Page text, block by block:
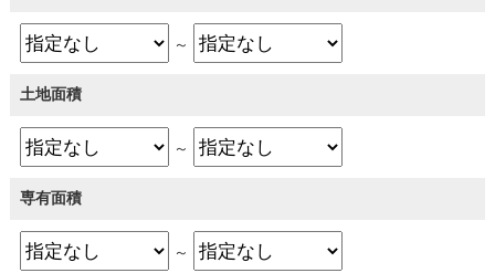
～
土地面積
～
専有面積
～